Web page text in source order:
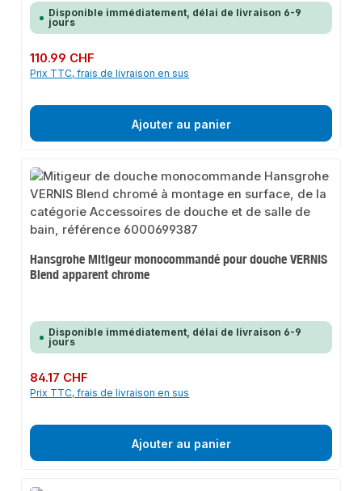
Disponible immédiatement, délai de livraison 6-9
jours
Prix régulier :
110.99 CHF
Prix TTC, frais de livraison en sus
Ajouter au panier
Hansgrohe Mitigeur monocommandé pour douche VERNIS
Blend apparent chrome
Disponible immédiatement, délai de livraison 6-9
jours
Prix régulier :
84.17 CHF
Prix TTC, frais de livraison en sus
Ajouter au panier